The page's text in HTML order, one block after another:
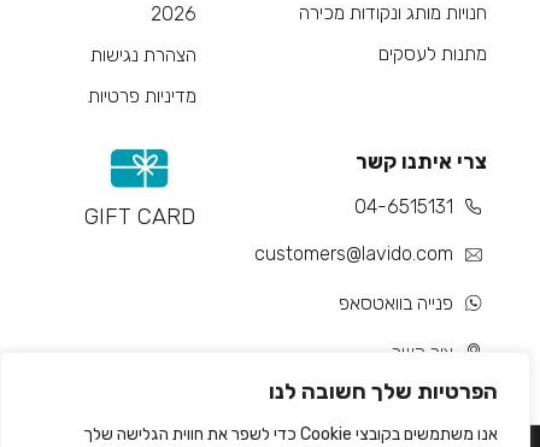
הפרטיות שלך חשובה לנו
אנו משתמשים בקובצי Cookie כדי לשפר את חווית הגלישה שלך
חנויות מותג ונקודות מכירה
מתנות לעסקים
2026
הצהרת נגישות
מדיניות פרטיות
צרי איתנו קשר
04-6515131
customers@lavido.com
פנייה בוואטסאפ
צור קשר
GIFT CARD